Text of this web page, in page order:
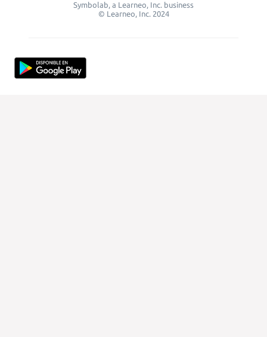
Symbolab, a Learneo, Inc. business
© Learneo, Inc. 2024